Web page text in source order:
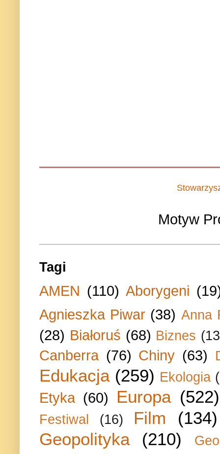
Motyw
Tagi
AMEN (110) Aborygeni
Agnieszka Piwar (38) Anna
(28) Białoruś (68) Biznes
Canberra (76) Chiny (63)
Edukacja (259) Ekologia
Etyka (60) Europa (522)
Festiwal (16) Film
(134)
Geopolityka
(210)